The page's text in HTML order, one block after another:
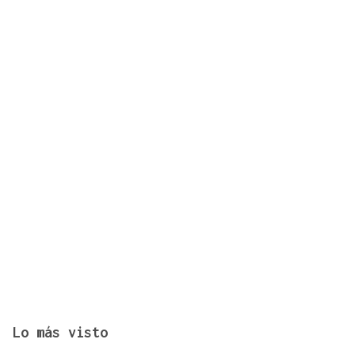
Lo más visto